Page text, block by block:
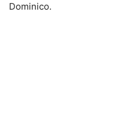
Dominico.